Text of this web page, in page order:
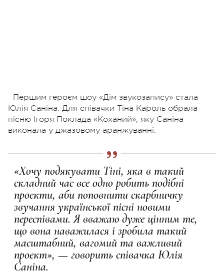
Першим героєм шоу «Дім звукозапису» стала
Юлія Саніна. Для співачки Тіна Кароль обрала
пісню Ігоря Поклада «Коханий», яку Саніна
виконала у джазовому аранжуванні.
«Хочу подякувати Тіні, яка в такий
складний час все одно робить подібні
проєкти, аби поповнити скарбничку
звучання української пісні новими
переспівами. Я вважаю дуже цінним те,
що вона наважилася і зробила такий
масштабний, вагомий та важливий
проєкт», — говорить співачка Юлія
Саніна.